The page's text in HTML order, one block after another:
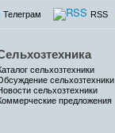
Телеграм RSS
сельхозтехники
сельхозтехники
сельхозтехники
предложения